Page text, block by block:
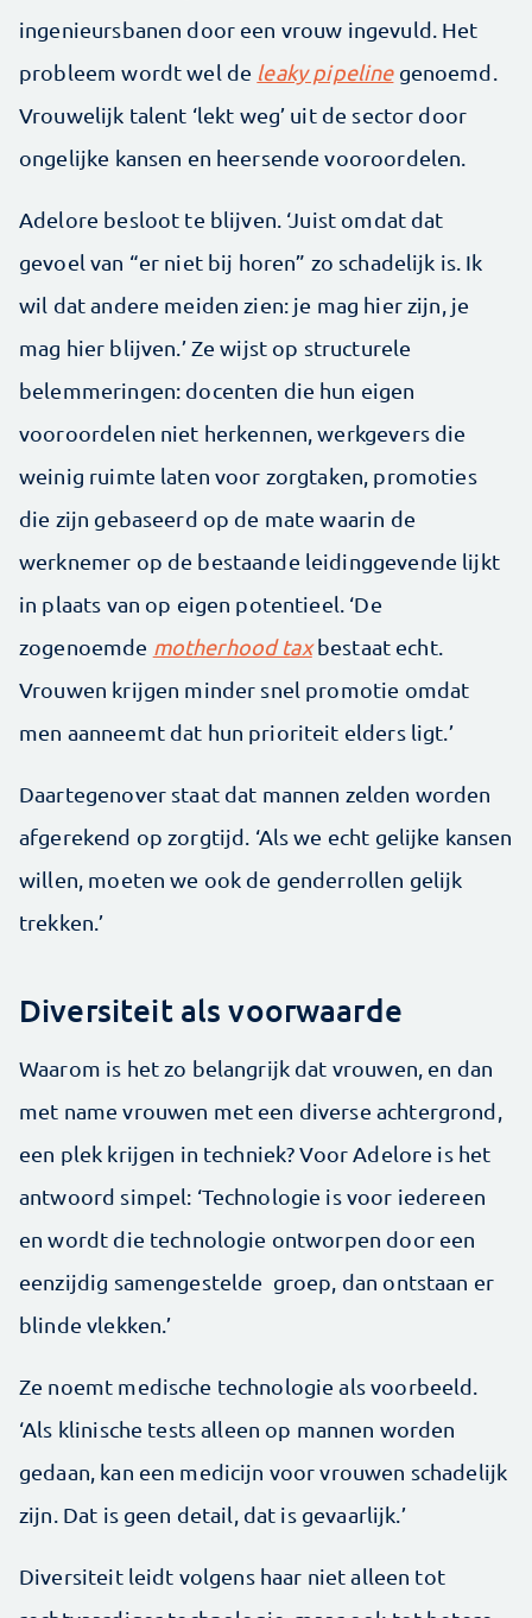
ingenieursbanen door een vrouw ingevuld. Het
probleem wordt wel de leaky pipelinegenoemd.
Vrouwelijk talent ‘lekt weg’ uit de sector door
ongelijke kansen en heersende vooroordelen.
Adelore besloot te blijven. ‘Juist omdat dat
gevoel van “er niet bij horen” zo schadelijk is. Ik
wil dat andere meiden zien: je mag hier zijn, je
mag hier blijven.’ Ze wijst op structurele
belemmeringen: docenten die hun eigen
vooroordelen niet herkennen, werkgevers die
weinig ruimte laten voor zorgtaken, promoties
die zijn gebaseerd op de mate waarin de
werknemer op de bestaande leidinggevende lijkt
in plaats van op eigen potentieel. ‘De
zogenoemde motherhood taxbestaat echt.
Vrouwen krijgen minder snel promotie omdat
men aanneemt dat hun prioriteit elders ligt.’
Daartegenover staat dat mannen zelden worden
afgerekend op zorgtijd. ‘Als we echt gelijke kansen
willen, moeten we ook de genderrollen gelijk
trekken.’
Diversiteit als voorwaarde
Waarom is het zo belangrijk dat vrouwen, en dan
met name vrouwen met een diverse achtergrond,
een plek krijgen in techniek? Voor Adelore is het
antwoord simpel: ‘Technologie is voor iedereen
en wordt die technologie ontworpen door een
eenzijdig samengestelde groep, dan ontstaan er
blinde vlekken.’
Ze noemt medische technologie als voorbeeld.
‘Als klinische tests alleen op mannen worden
gedaan, kan een medicijn voor vrouwen schadelijk
zijn. Dat is geen detail, dat is gevaarlijk.’
Diversiteit leidt volgens haar niet alleen tot